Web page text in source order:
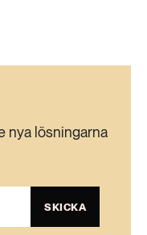
nya lösningarna
SKICKA